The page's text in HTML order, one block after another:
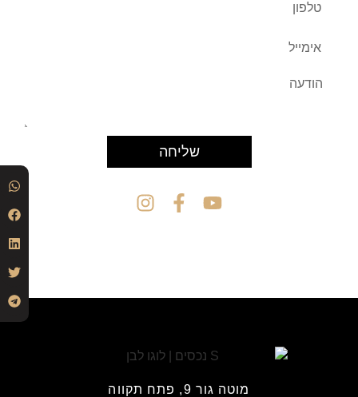
שליחה
מוטה גור 9, פתח תקווה